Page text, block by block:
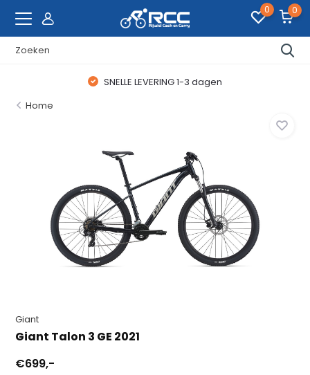
0 0
SNELLE LEVERING 1-3 dagen
Home
Giant
Giant Talon 3 GE 2021
€699,-